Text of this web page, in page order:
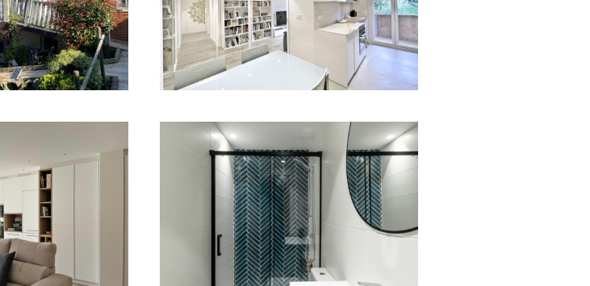
vivienda (Tolosa)